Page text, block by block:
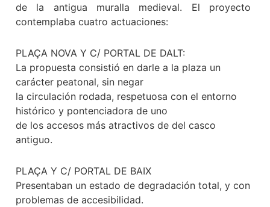
de la antigua muralla medieval. El proyecto
contemplaba cuatro actuaciones:
PLAÇA NOVA Y C/ PORTAL DE DALT:
La propuesta consistió en darle a la plaza un
carácter peatonal, sin negar
la circulación rodada, respetuosa con el entorno
histórico y pontenciadora de uno
de los accesos más atractivos de del casco
antiguo.
PLAÇA Y C/ PORTAL DE BAIX
Presentaban un estado de degradación total, y con
problemas de accesibilidad.